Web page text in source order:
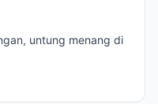
untung menang di